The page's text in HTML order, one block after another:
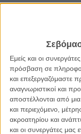
Εμείς και οι
πρόσβαση σε
και επεξεργαζόμαστε
αναγνωριστικοί και
αποστέλλονται από μια
και περιεχόμενο,
ακροατηρίου και
και οι συνεργάτες μας
Κάννες 2011: Το
/ 11 ΜΑΙ 2011
To Flix προτείνει:
Σεπτεμβρίου
ΝΕΑ /18 ΣΕΠ 2011 / Flix